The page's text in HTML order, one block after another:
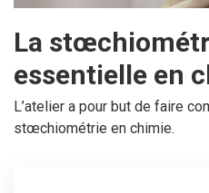
La
essentielle en
L’atelier a pour but de faire
stœchiométrie en chimie.